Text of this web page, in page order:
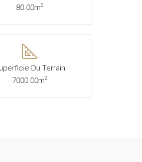
80.00m2
Du Terrain
7000.00m2